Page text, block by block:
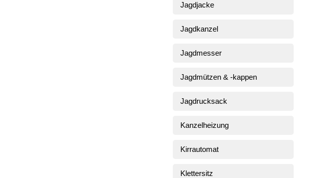
Jagdjacke
Jagdkanzel
Jagdmesser
Jagdmützen & -kappen
Jagdrucksack
Kanzelheizung
Kirrautomat
Klettersitz